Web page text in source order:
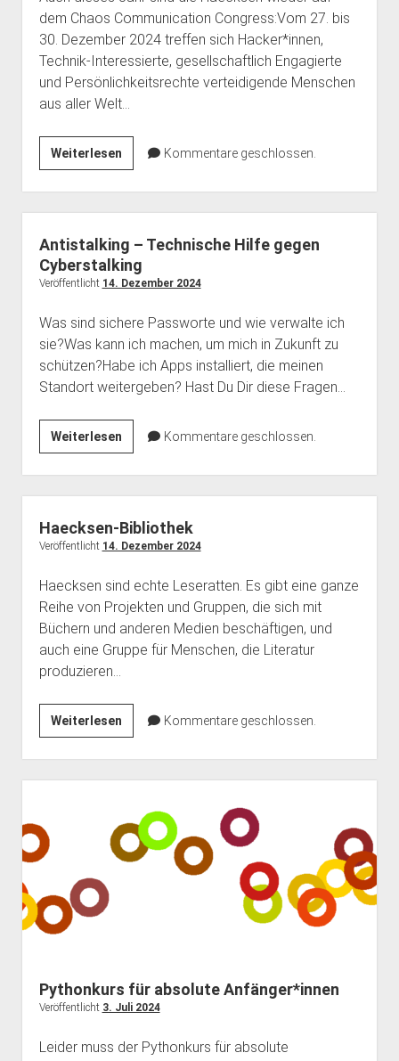
dem Chaos Communication Congress:Vom 27. bis
30. Dezember 2024 treffen sich Hacker*innen,
Technik-Interessierte, gesellschaftlich Engagierte
und Persönlichkeitsrechte verteidigende Menschen
aus aller Welt…
WeiterlesenHaecksen
auf
dem
38C3
Kommentare geschlossen.
Antistalking – Technische Hilfe gegen
Cyberstalking
Veröffentlicht 14. Dezember 2024
Was sind sichere Passworte und wie verwalte ich
sie?Was kann ich machen, um mich in Zukunft zu
schützen?Habe ich Apps installiert, die meinen
Standort weitergeben? Hast Du Dir diese Fragen…
WeiterlesenAntistalking
–
Technische
Hilfe
gegen
Cyberstalking
Kommentare geschlossen.
Haecksen-Bibliothek
Veröffentlicht 14. Dezember 2024
Haecksen sind echte Leseratten. Es gibt eine ganze
Reihe von Projekten und Gruppen, die sich mit
Büchern und anderen Medien beschäftigen, und
auch eine Gruppe für Menschen, die Literatur
produzieren…
WeiterlesenHaecksen-
Bibliothek
Kommentare geschlossen.
Pythonkurs für absolute Anfänger*innen
Veröffentlicht 3. Juli 2024
Leider muss der Pythonkurs für absolute